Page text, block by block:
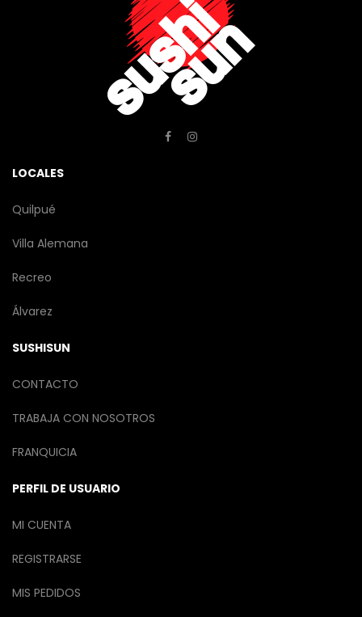
LOCALES
Quilpué
Villa Alemana
Recreo
Álvarez
SUSHISUN
CONTACTO
TRABAJA CON NOSOTROS
FRANQUICIA
PERFIL DE USUARIO
MI CUENTA
REGISTRARSE
MIS PEDIDOS